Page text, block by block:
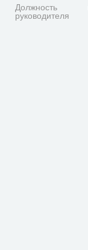
Должность
руководителя